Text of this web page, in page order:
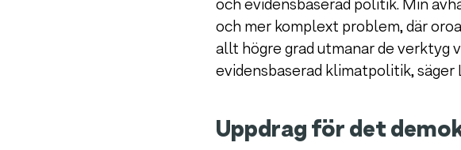
och evidensbaserad politik. Min
och mer komplext problem, där
allt högre grad utmanar de
evidensbaserad klimatpolitik, säger
Uppdrag för det